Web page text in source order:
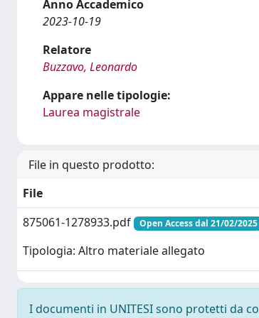
Anno Accademico
2023-10-19
Relatore
Buzzavo, Leonardo
Appare nelle tipologie:
Laurea magistrale
File in questo prodotto:
File
875061-1278933.pdf
Open Access dal 21/02/2025
Tipologia: Altro materiale allegato
I documenti in UNITESI sono protetti da